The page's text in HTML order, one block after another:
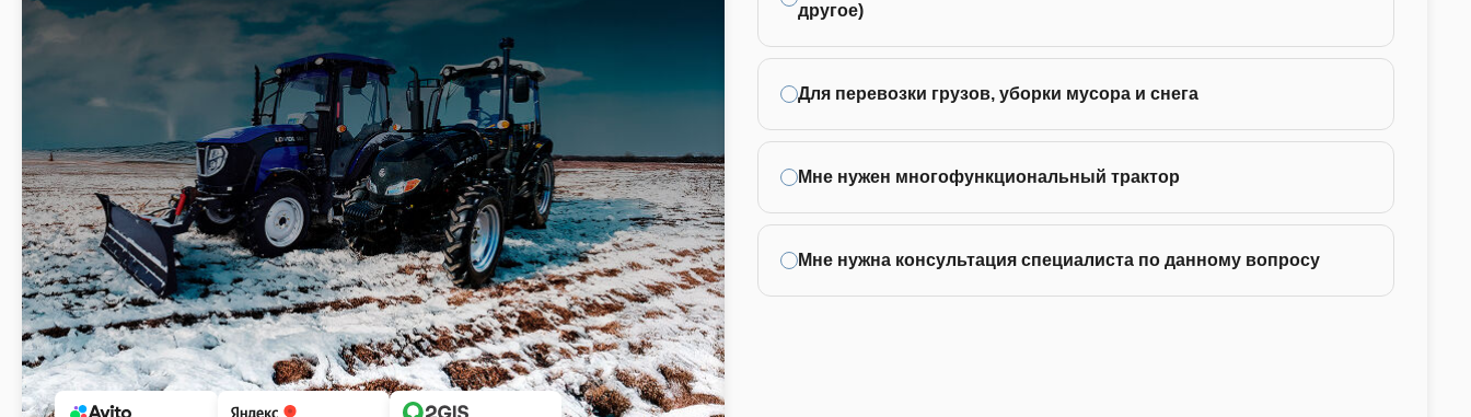
другое)
Для перевозки грузов, уборки мусора и снега
Мне нужен многофункциональный трактор
Мне нужна консультация специалиста по данному вопросу